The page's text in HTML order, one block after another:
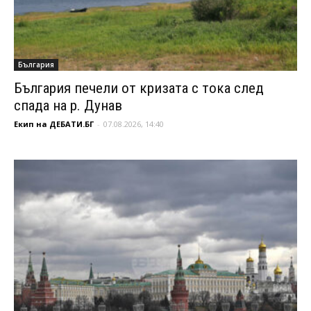
България
България печели от кризата с тока след
спада на р. Дунав
Екип на ДЕБАТИ.БГ - 07.08.2026, 14:40